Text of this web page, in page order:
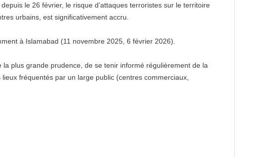
le 26 février, le risque d’attaques terroristes sur le territoire
urbains, est significativement accru.
à Islamabad (11 novembre 2025, 6 février 2026).
plus grande prudence, de se tenir informé régulièrement de la
fréquentés par un large public (centres commerciaux,